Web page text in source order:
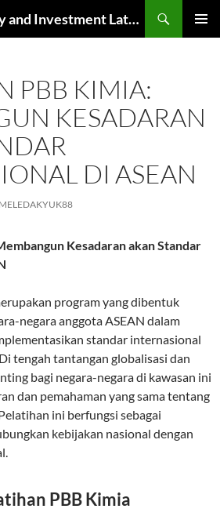
Indonesian Economy and Investment Latest News
PBB KIMIA:
KESADARAN
DI ASEAN
MELEDAKYUK88
Kesadaran akan Standar
program yang dibentuk
negara anggota ASEAN dalam
standar internasional
tengah tantangan globalisasi dan
bagi negara-negara di kawasan ini
dan pemahaman yang sama tentang
ini berfungsi sebagai
kebijakan nasional dengan
PBB Kimia